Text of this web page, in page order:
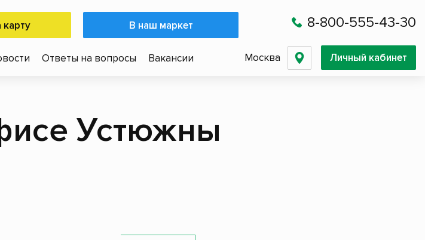
В наш маркет 8-800-555-43-30
Ответы на вопросы Вакансии Москва Личный кабинет
Устюжны